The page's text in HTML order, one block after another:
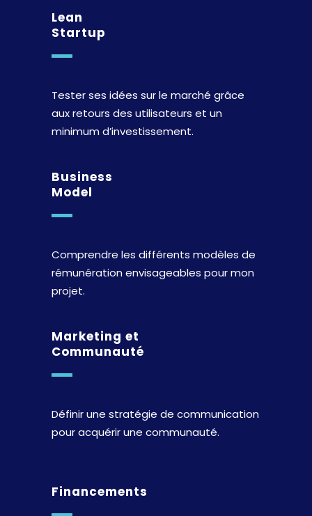
Lean
Startup
Tester ses idées sur le marché grâce
aux retours des utilisateurs et un
minimum d’investissement.
Business
Model
Comprendre les différents modèles de
rémunération envisageables pour mon
projet.
Marketing et
Communauté
Définir une stratégie de communication
pour acquérir une communauté.
Financements